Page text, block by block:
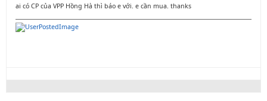
ai có CP của VPP Hồng Hà thì báo e với. e cần mua. thanks